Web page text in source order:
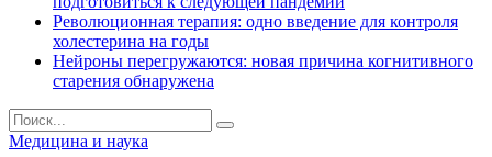
Революционная терапия: одно введение для контроля
холестерина на годы
Нейроны перегружаются: новая причина когнитивного
старения обнаружена
Медицина и наука